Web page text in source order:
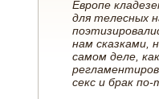
Европе
для телесных
нам сказками,
самом деле,
секс и брак по-